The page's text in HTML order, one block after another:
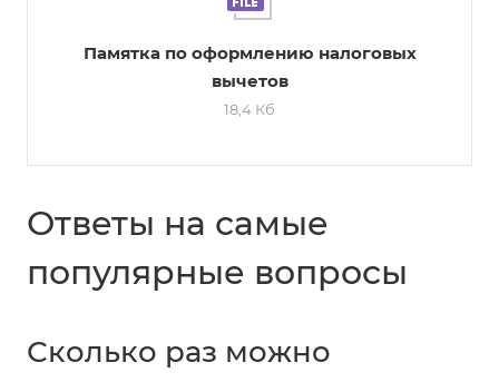
Памятка по оформлению налоговых
вычетов
18,4 Кб
Ответы на самые
популярные вопросы
Сколько раз можно